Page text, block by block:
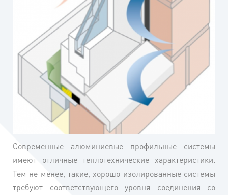
Современные алюминиевые профильные системы
имеют отличные теплотехнические характеристики.
Тем не менее, такие, хорошо изолированные системы
требуют соответствующего уровня соединения со